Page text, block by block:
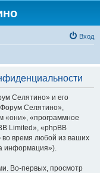
Вход
Селятино» и его
Селятино»,
«они», «программное
Limited», «phpBB
время любой из ваших
информация»).
Во-первых, просмотр